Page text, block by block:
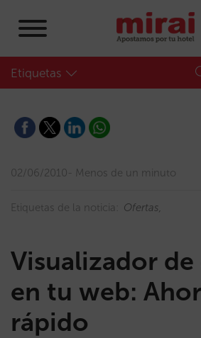
Etiquetas
02/06/2010 Menos de un minuto
Etiquetas de la noticia: Ofertas
Visualizador
en tu web:
rápido